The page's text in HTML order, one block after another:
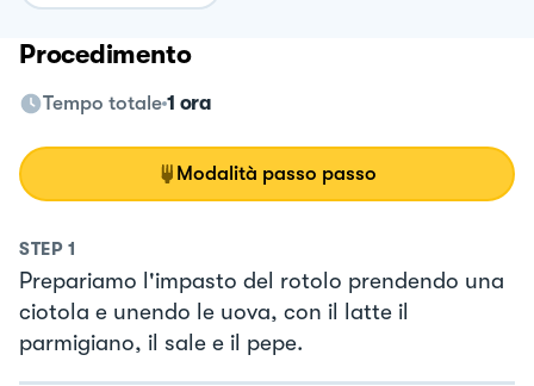
Procedimento
Tempo totale 1 ora
Modalità passo passo
STEP 1
Prepariamo l'impasto del rotolo prendendo una
ciotola e unendo le uova, con il latte il
parmigiano, il sale e il pepe.